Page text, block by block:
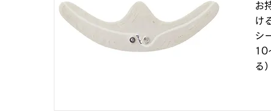
お
け
シ
10
る